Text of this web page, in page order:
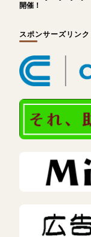
開催！
スポンサーズリンク